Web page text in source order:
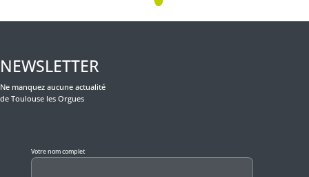
NEWSLETTER
Ne manquez aucune actualité
de Toulouse les Orgues
Votre nom complet